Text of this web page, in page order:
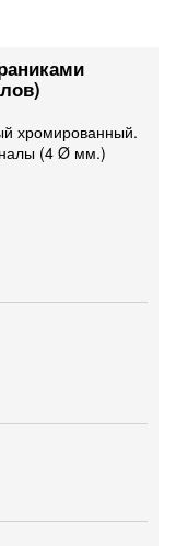
хромированный.
(4 Ø мм.)